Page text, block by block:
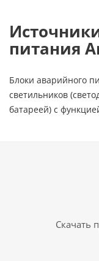
питания
Блоки аварийного
светильников
батареей) с
Скачать